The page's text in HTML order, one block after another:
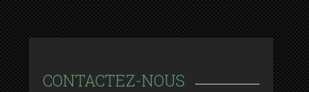
CONTACTEZ-NOUS